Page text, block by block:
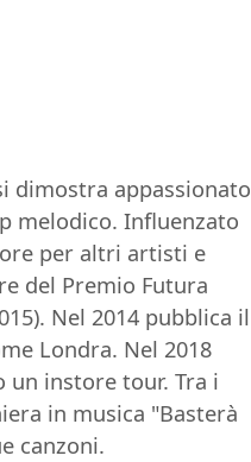
dimostra appassionato
melodico. Influenzato
per altri artisti e
del Premio Futura
Nel 2014 pubblica il
Londra. Nel 2018
un instore tour. Tra i
in musica "Basterà
canzoni.